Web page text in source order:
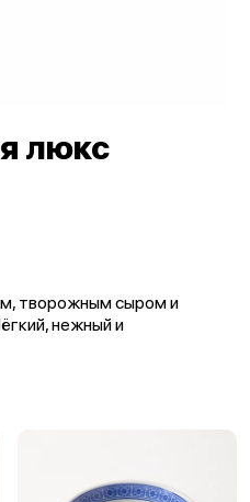
люкс
творожным сыром и
нежный и